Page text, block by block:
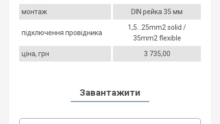
монтаж
DIN рейка 35 мм
підключення провідника
1,5...25mm2 solid /
35mm2 flexible
ціна, грн
3 735,00
Завантажити